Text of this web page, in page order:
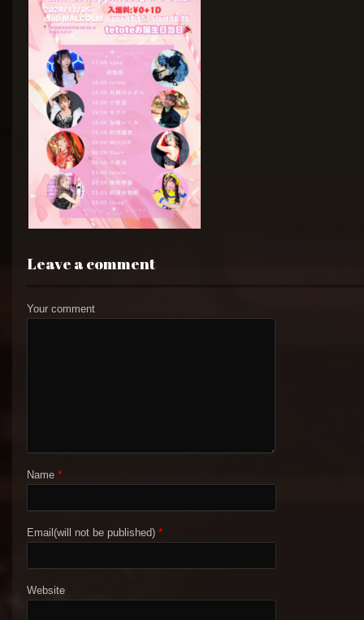
Leave a comment
Your comment
Name *
Email(will not be published) *
Website